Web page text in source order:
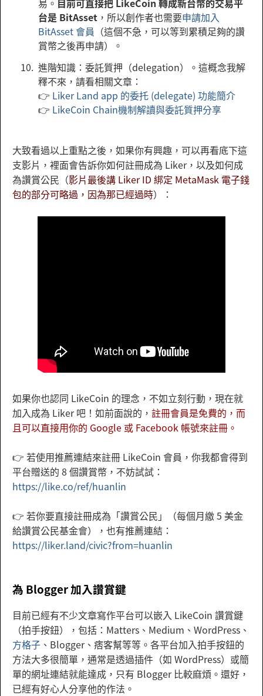
易。 目前可直接把 LikeCoin 轉成新台幣的交易平
台是 BitAsset ，所以創作者也需要申請加入
BitAsset 會員 （這個不急，可以等到累積足夠的讚
賞幣之後再申請）。
進階知識：委託質押（delegation）。這概念我解
釋不來，請看相關文章：
👉 Liker Land app 的委托 (delegate) 功能簡介
👉 LikeCoin Chain機制解讀與委託質押分享
大致看過以上重點之後，如果你有興趣，可以再看底下這
支影片，裡面會告訴你如何註冊成為 Liker，以及如何成
為讚賞公民（影片最後講 Liker ID 綁定 MetaMask 電子錢
包的部分可略過，因為那已經過時）：
如果你也認同 LikeCoin 的理念，不如立刻行動，現在就
加入成為 Liker 吧！如前面說的， 註冊會員是免費的，而
且可以直接用你的 Google 或 Facebook 帳號來註冊。
👉 若使用推薦連結來註冊 LikeCoin 會員，你我都會得到
平台贈送的 8 個讚賞幣，不妨試試：
https://like.co/ref/huanlin
👉 若你要直接註冊成為「讚賞公民」（每個月繳 5 美金
給讚賞公民基金會），也有推薦連結：
https://liker.land/civic?from=huanlin
為 Blogger 加入讚賞鍵
目前已經有不少文章寫作平台可以嵌入 LikeCoin 讚賞鍵
（拍手按鈕），包括：Matters、Medium、WordPress、
方格子 、Blogger、痞客幫等等。各平台加入拍手按鈕的
方法大多很簡單，通常是透過插件（如 WordPress）或簡
單的網址連結就能達成，只有 Blogger 比較麻煩。還好，
已經有好心人分享他的作法。